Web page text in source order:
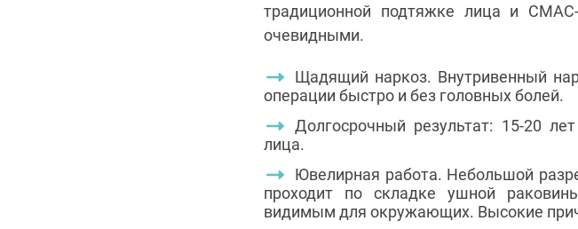
традиционной подтяжке лица и
очевидными.
Щадящий наркоз. Внутривенный
операции быстро и без головных болей.
Долгосрочный результат: 15-20
лица.
Ювелирная работа. Небольшой
проходит по складке ушной
видимым для окружающих. Высокие